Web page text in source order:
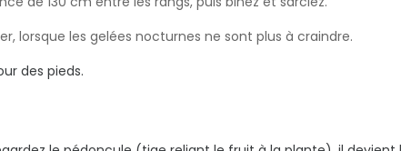
lorsque les gelées nocturnes ne sont plus à craindre.
des pieds.